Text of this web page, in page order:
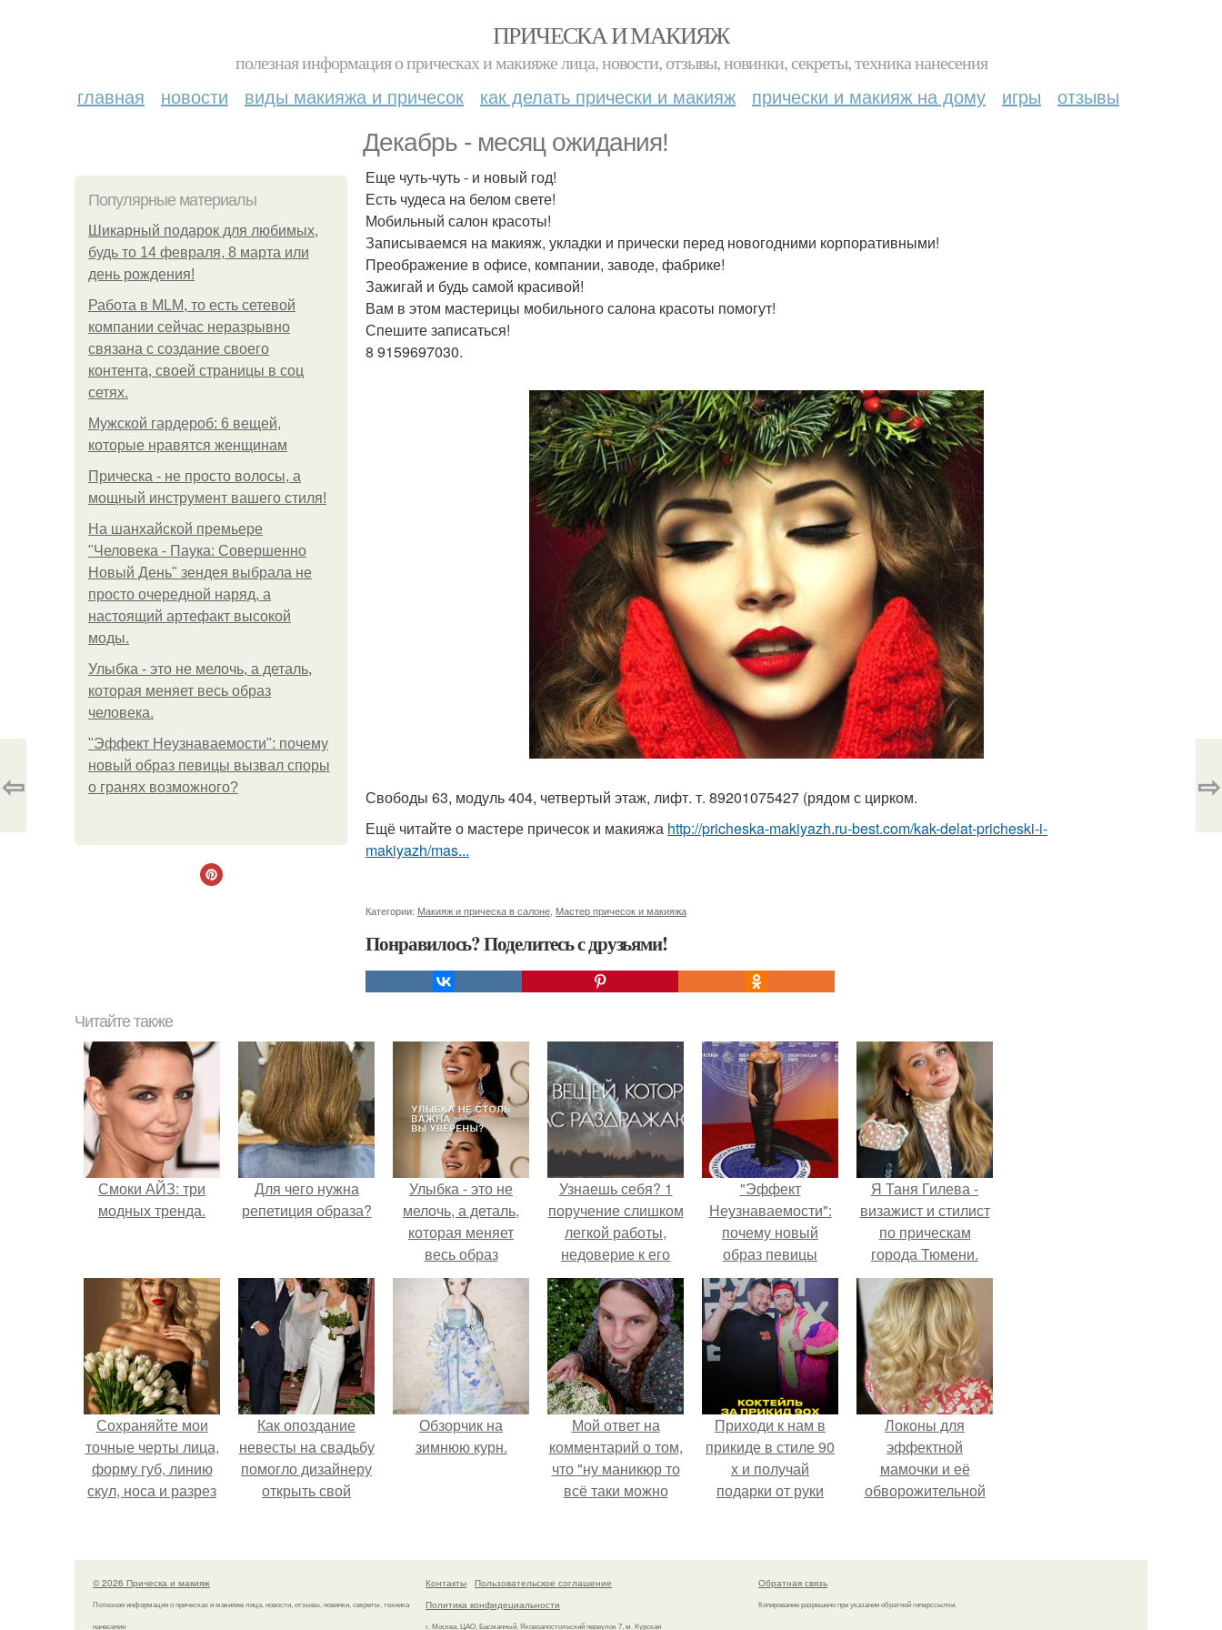
ПРИЧЕСКА И МАКИЯЖ
полезная информация о прическах и макияже лица, новости, отзывы, новинки, секреты, техника нанесения
главная новости виды макияжа и причесок как делать прически и макияж прически и макияж на дому игры отзывы
Декабрь - месяц ожидания!
Популярные материалы
Шикарный подарок для любимых,
будь то 14 февраля, 8 марта или
день рождения!
Работа в MLM, то есть сетевой
компании сейчас неразрывно
связана с создание своего
контента, своей страницы в соц
сетях.
Мужской гардероб: 6 вещей,
которые нравятся женщинам
Прическа - не просто волосы, а
мощный инструмент вашего стиля!
На шанхайской премьере
"Человека - Паука: Совершенно
Новый День" зендея выбрала не
просто очередной наряд, а
настоящий артефакт высокой
моды.
Улыбка - это не мелочь, а деталь,
которая меняет весь образ
человека.
"Эффект Неузнаваемости": почему
новый образ певицы вызвал споры
о гранях возможного?
Еще чуть-чуть - и новый год!
Есть чудеса на белом свете!
Мобильный салон красоты!
Записываемся на макияж, укладки и прически перед новогодними корпоративными!
Преображение в офисе, компании, заводе, фабрике!
Зажигай и будь самой красивой!
Вам в этом мастерицы мобильного салона красоты помогут!
Спешите записаться!
8 9159697030.
Свободы 63, модуль 404, четвертый этаж, лифт. т. 89201075427 (рядом с цирком.
Ещё читайте о мастере причесок и макияжа http://pricheska-makiyazh.ru-best.com/kak-delat-pricheski-i-
makiyazh/mas...
Категории: Макияж и прическа в салоне Мастер причесок и макияжа
Понравилось? Поделитесь с друзьями!
⇦ ⇨
Читайте также
Смоки АЙЗ: три
модных тренда.
Для чего нужна
репетиция образа?
Улыбка - это не
мелочь, а деталь,
которая меняет
весь образ
человека.
Узнаешь себя? 1
поручение слишком
легкой работы,
недоверие к его
способностям и
возможностям;.
"Эффект
Неузнаваемости":
почему новый
образ певицы
вызвал споры о
гранях
возможного?
Я Таня Гилева -
визажист и стилист
по прическам
города Тюмени.
Сохраняйте мои
точные черты лица,
форму губ, линию
скул, носа и разрез
Как опоздание
невесты на свадьбу
помогло дизайнеру
открыть свой
Обзорчик на
зимнюю курн.
Мой ответ на
комментарий о том,
что "ну маникюр то
всё таки можно
Приходи к нам в
прикиде в стиле 90
х и получай
подарки от руки
Локоны для
эффектной
мамочки и её
обворожительной
© 2026 Прическа и макияж
Полезная информация о прическах и макияже лица, новости, отзывы, новинки, секреты, техника
нанесения
Контакты
Пользовательское соглашение
Политика конфидециальности
г. Москва, ЦАО, Басманный, Яковоапостольский переулок 7, м. Курская
Обратная связь
Копирование разрешено при указании обратной гиперссылки.